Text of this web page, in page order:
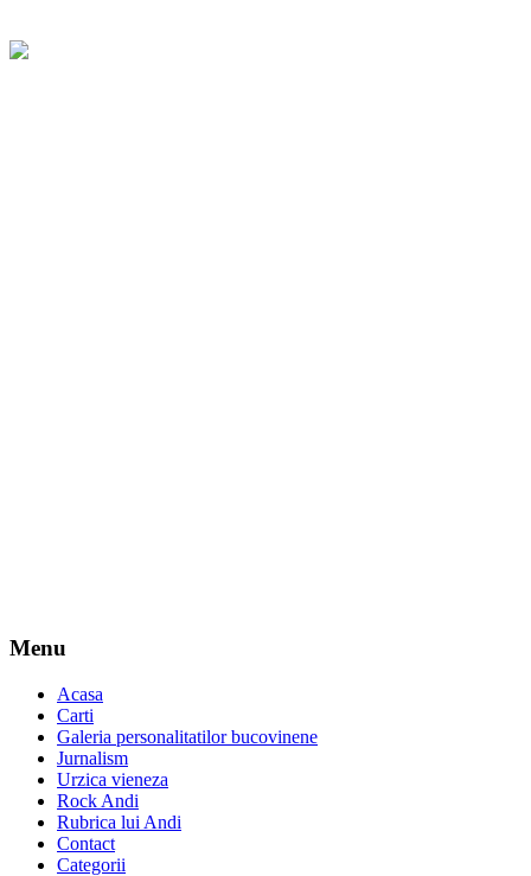
Menu
Acasa
Carti
Galeria personalitatilor bucovinene
Jurnalism
Urzica vieneza
Rock Andi
Rubrica lui Andi
Contact
Categorii